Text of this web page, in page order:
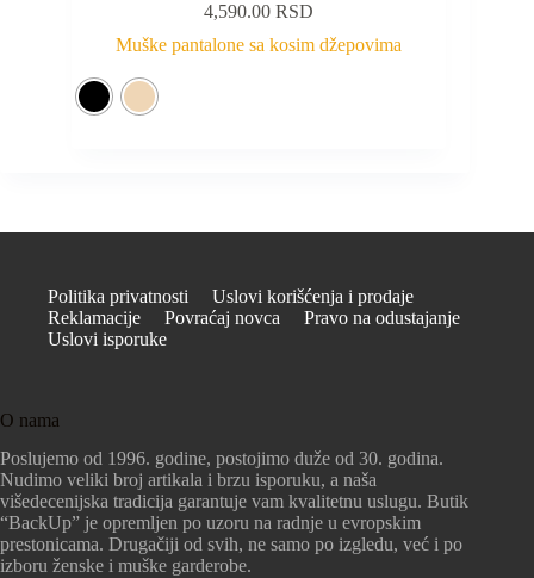
4,590.00RSD
Muške pantalone sa kosim džepovima
Politika privatnosti
Uslovi korišćenja i prodaje
Reklamacije
Povraćaj novca
Pravo na odustajanje
Uslovi isporuke
O nama
Poslujemo od 1996. godine, postojimo duže od 30. godina.
Nudimo veliki broj artikala i brzu isporuku, a naša
višedecenijska tradicija garantuje vam kvalitetnu uslugu. Butik
“BackUp” je opremljen po uzoru na radnje u evropskim
prestonicama. Drugačiji od svih, ne samo po izgledu, već i po
izboru ženske i muške garderobe.